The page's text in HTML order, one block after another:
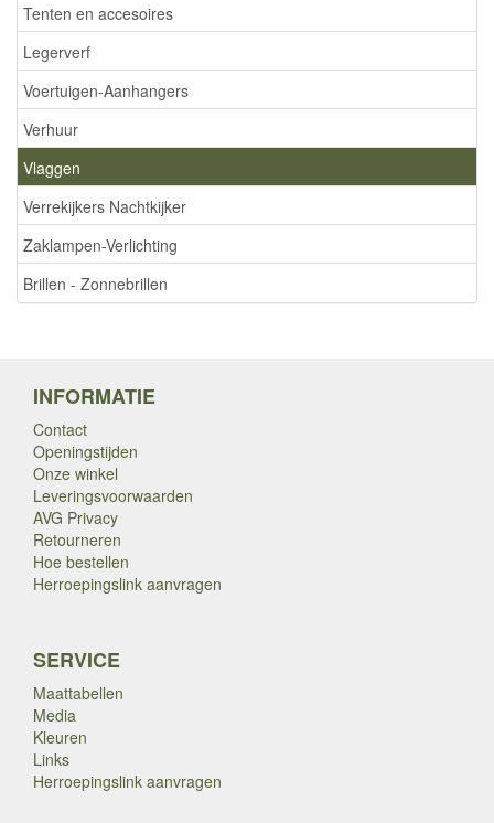
Tenten en accesoires
Legerverf
Voertuigen-Aanhangers
Verhuur
Vlaggen
Verrekijkers Nachtkijker
Zaklampen-Verlichting
Brillen - Zonnebrillen
INFORMATIE
Contact
Openingstijden
Onze winkel
Leveringsvoorwaarden
AVG Privacy
Retourneren
Hoe bestellen
Herroepingslink aanvragen
SERVICE
Maattabellen
Media
Kleuren
Links
Herroepingslink aanvragen